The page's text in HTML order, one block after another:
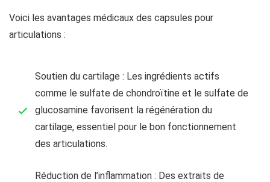
Voici les avantages médicaux des capsules pour
articulations :
Soutien du cartilage : Les ingrédients actifs
comme le sulfate de chondroïtine et le sulfate de
glucosamine favorisent la régénération du
cartilage, essentiel pour le bon fonctionnement
des articulations.
Réduction de l’inflammation : Des extraits de